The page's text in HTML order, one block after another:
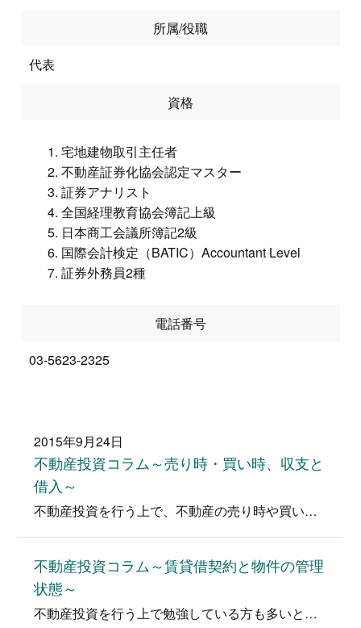
所属/役職
代表
資格
宅地建物取引主任者
不動産証券化協会認定マスター
証券アナリスト
全国経理教育協会簿記上級
日本商工会議所簿記2級
国際会計検定（BATIC）Accountant Level
証券外務員2種
電話番号
03-5623-2325
2015年9月24日
不動産投資コラム～売り時・買い時、収支と
借入～
不動産投資を行う上で、不動産の売り時や買い時を誤ってしまうとその後の物件収支や借入にも大きな影響が出てきてしまいます。 また、物件を…
不動産投資コラム～賃貸借契約と物件の管理
状態～
不動産投資を行う上で勉強している方も多いと思います。実際に体験することおぼえる近道ですが、多くの大家さんはそういきません。 そのため…